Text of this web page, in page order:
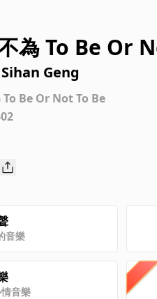
為 To Be Or
Geng
To Be Or Not To Be
音樂
音樂